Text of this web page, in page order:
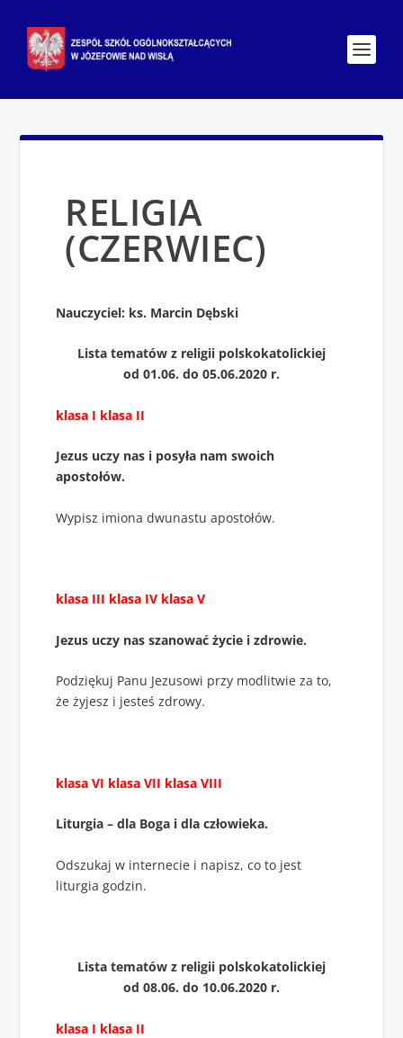
RELIGIA
(CZERWIEC)
Nauczyciel: ks. Marcin Dębski
Lista tematów z religii polskokatolickiej
od 01.06. do 05.06.2020 r.
klasa I klasa II
Jezus uczy nas i posyła nam swoich
apostołów.
Wypisz imiona dwunastu apostołów.
klasa III klasa IV klasa V
Jezus uczy nas szanować życie i zdrowie.
Podziękuj Panu Jezusowi przy modlitwie za to,
że żyjesz i jesteś zdrowy.
klasa VI klasa VII klasa VIII
Liturgia – dla Boga i dla człowieka.
Odszukaj w internecie i napisz, co to jest
liturgia godzin.
Lista tematów z religii polskokatolickiej
od 08.06. do 10.06.2020 r.
klasa I klasa II